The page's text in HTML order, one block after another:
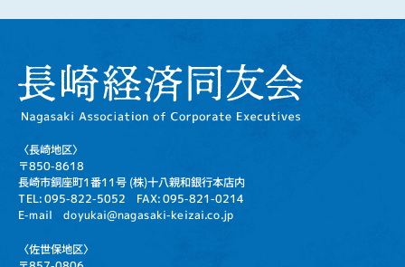
〈長崎地区〉
〒850-8618
長崎市銅座町1番11号 (株)十八親和銀行本店内
TEL: 095-822-5052 FAX: 095-821-0214
E-mail doyukai@nagasaki-keizai.co.jp
〈佐世保地区〉